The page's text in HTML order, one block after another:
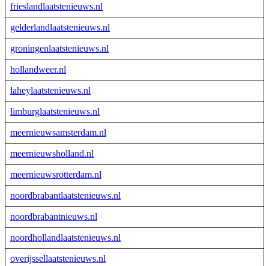
frieslandlaatstenieuws.nl
gelderlandlaatstenieuws.nl
groningenlaatstenieuws.nl
hollandweer.nl
laheylaatstenieuws.nl
limburglaatstenieuws.nl
meernieuwsamsterdam.nl
meernieuwsholland.nl
meernieuwsrotterdam.nl
noordbrabantlaatstenieuws.nl
noordbrabantnieuws.nl
noordhollandlaatstenieuws.nl
overijssellaatstenieuws.nl